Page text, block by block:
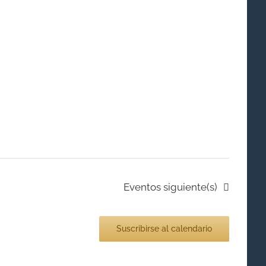
Eventos siguiente(s)
Suscribirse al calendario